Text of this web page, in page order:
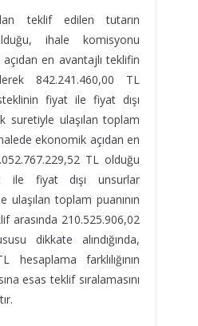
teklif edilen tutarın
ihale komisyonu
en avantajlı teklifin
842.241.460,00 TL
fiyat ile fiyat dışı
suretiyle ulaşılan toplam
ekonomik açıdan en
TL olduğu
fiyat dışı unsurlar
ulaşılan toplam puanının
arasında 210.525.906,02
dikkate alındığında,
farklılığının
esas teklif sıralamasını